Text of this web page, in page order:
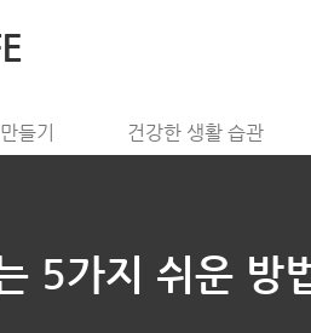
들기 건강한 생활 습관
5가지 쉬운 방